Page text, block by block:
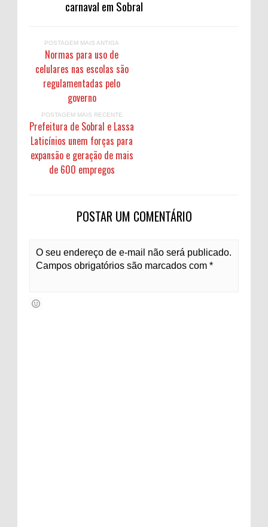
carnaval em Sobral
POSTAGEM MAIS ANTIGA
Normas para uso de
celulares nas escolas são
regulamentadas pelo
governo
POSTAGEM MAIS RECENTE
Prefeitura de Sobral e Lassa
Laticínios unem forças para
expansão e geração de mais
de 600 empregos
POSTAR UM COMENTÁRIO
O seu endereço de e-mail não será publicado.
Campos obrigatórios são marcados com *